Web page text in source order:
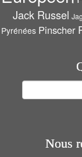
Jack Russel
Pyrénées Pinscher
Nous